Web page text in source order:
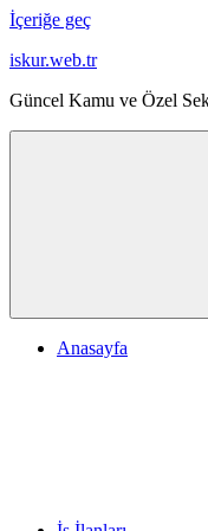
İçeriğe geç
iskur.web.tr
Güncel Kamu ve Özel
Anasayfa